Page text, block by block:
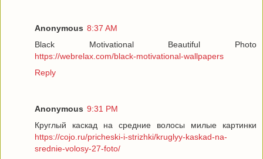
Anonymous 8:37 AM
Black Motivational Beautiful Photo
https://webrelax.com/black-motivational-wallpapers
Reply
Anonymous 9:31 PM
Круглый каскад на средние волосы милые картинки
https://cojo.ru/pricheski-i-strizhki/kruglyy-kaskad-na-
srednie-volosy-27-foto/